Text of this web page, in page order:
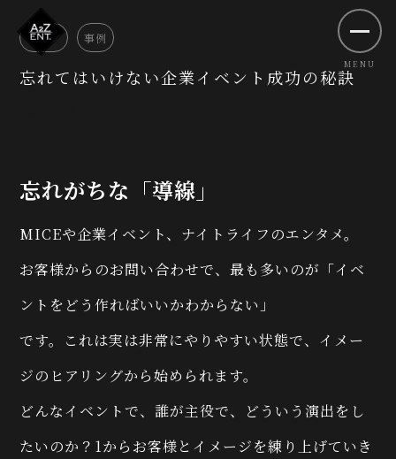
ブログ 事例
忘れてはいけない企業イベント成功の秘訣
忘れがちな「導線」
MICEや企業イベント、ナイトライフのエンタメ。
お客様からのお問い合わせで、最も多いのが「イベ
ントをどう作ればいいかわからない」
です。これは実は非常にやりやすい状態で、イメー
ジのヒアリングから始められます。
どんなイベントで、誰が主役で、どういう演出をし
たいのか？1からお客様とイメージを練り上げていき